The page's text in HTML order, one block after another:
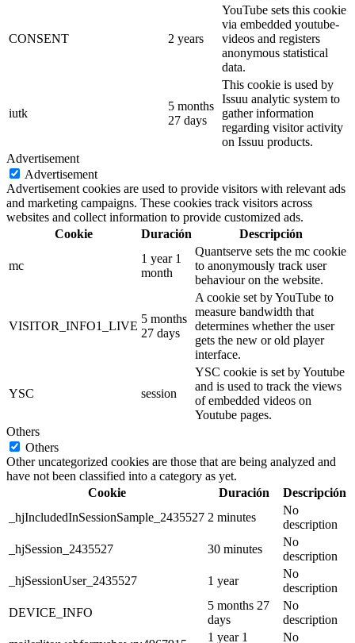
CONSENT 2 years
YouTube sets this cookie
via embedded youtube-
videos and registers
anonymous statistical
data.
iutk
5 months
27 days
This cookie is used by
Issuu analytic system to
gather information
regarding visitor activity
on Issuu products.
Advertisement
Advertisement
Advertisement cookies are used to provide visitors with relevant ads
and marketing campaigns. These cookies track visitors across
websites and collect information to provide customized ads.
Cookie
Duración Descripción
mc
1 year 1
month
Quantserve sets the mc cookie
to anonymously track user
behaviour on the website.
VISITOR_INFO1_LIVE
5 months
27 days
A cookie set by YouTube to
measure bandwidth that
determines whether the user
gets the new or old player
interface.
YSC session
YSC cookie is set by Youtube
and is used to track the views
of embedded videos on
Youtube pages.
Others
Others
Other uncategorized cookies are those that are being analyzed and
have not been classified into a category as yet.
Cookie
Duración
Descripción
_hjIncludedInSessionSample_2435527 2 minutes
No
description
_hjSession_2435527
30 minutes
No
description
_hjSessionUser_2435527
1 year
No
description
DEVICE_INFO
5 months 27
days
No
description
1 year 1 No